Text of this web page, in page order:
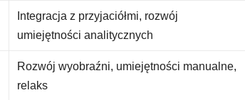
Integracja z przyjaciółmi, rozwój
umiejętności analitycznych
Rozwój wyobraźni, umiejętności manualne,
relaks